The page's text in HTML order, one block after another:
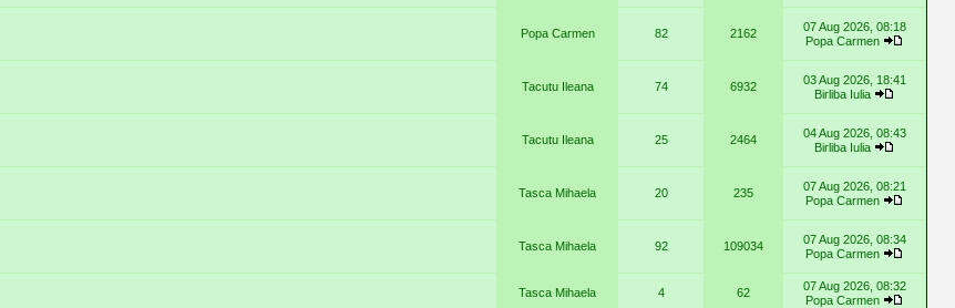
Popa Carmen 82 2162
07 Aug 2026, 08:18
Popa Carmen
Tacutu Ileana 74 6932
03 Aug 2026, 18:41
Birliba Iulia
Tacutu Ileana 25 2464
04 Aug 2026, 08:43
Birliba Iulia
Tasca Mihaela 20 235
07 Aug 2026, 08:21
Popa Carmen
Tasca Mihaela 92 109034
07 Aug 2026, 08:34
Popa Carmen
Tasca Mihaela 4 62
07 Aug 2026, 08:32
Popa Carmen